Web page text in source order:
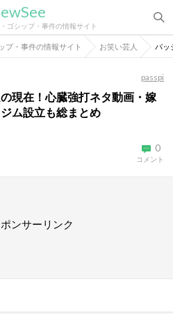
ゴシップ・事件の情報サイト
プ・事件の情報サイト お笑い芸人 パッ
passpi
現在！心臓強打ネタ動画・嫁
ム設立も総まとめ
0
コメント
ンサーリンク